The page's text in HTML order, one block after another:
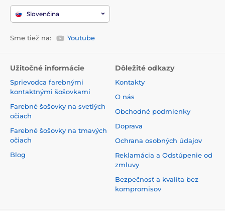
Slovenčina
Sme tiež na: Youtube
Užitočné informácie
Sprievodca farebnými
kontaktnými šošovkami
Farebné šošovky na svetlých
očiach
Farebné šošovky na tmavých
očiach
Blog
Dôležité odkazy
Kontakty
O nás
Obchodné podmienky
Doprava
Ochrana osobných údajov
Reklamácia a Odstúpenie od
zmluvy
Bezpečnosť a kvalita bez
kompromisov